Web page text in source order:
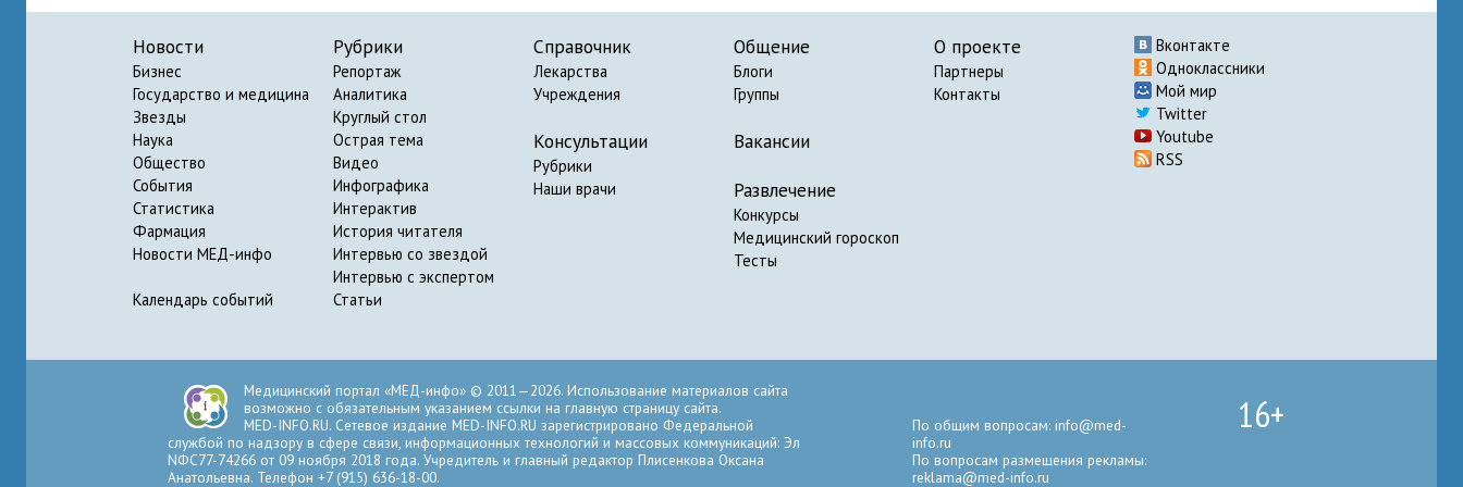
Новости
Бизнес
Государство и медицина
Звезды
Наука
Общество
События
Статистика
Фармация
Новости МЕД-инфо
Календарь событий
Рубрики
Репортаж
Аналитика
Круглый стол
Острая тема
Видео
Инфографика
Интерактив
История читателя
Интервью со звездой
Интервью с экспертом
Статьи
Справочник
Лекарства
Учреждения
Консультации
Рубрики
Наши врачи
Общение
Блоги
Группы
Вакансии
Развлечение
Конкурсы
Медицинский гороскоп
Тесты
О проекте
Партнеры
Контакты
Вконтакте
Одноклассники
Мой мир
Twitter
Youtube
RSS
Медицинский портал «МЕД-инфо» © 2011—2026. Использование материалов сайта
возможно с обязательным указанием ссылки на главную страницу сайта.
MED-INFO.RU. Сетевое издание MED-INFO.RU зарегистрировано Федеральной
службой по надзору в сфере связи, информационных технологий и массовых коммуникаций: Эл
NФС77-74266 от 09 ноября 2018 года. Учредитель и главный редактор Плисенкова Оксана
Анатольевна. Телефон +7 (915) 636-18-00.
По общим вопросам: info@med-
info.ru
По вопросам размещения рекламы:
reklama@med-info.ru
16+